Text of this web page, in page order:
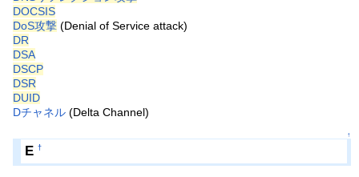
DOCSIS
DoS攻撃 (Denial of Service attack)
DR
DSA
DSCP
DSR
DUID
Dチャネル (Delta Channel)
↑
E †